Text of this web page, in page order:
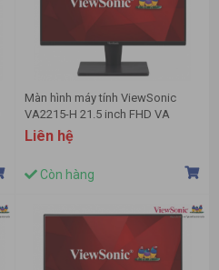
Màn hình máy tính ViewSonic
VA2215-H 21.5 inch FHD VA
Liên hệ
Còn hàng